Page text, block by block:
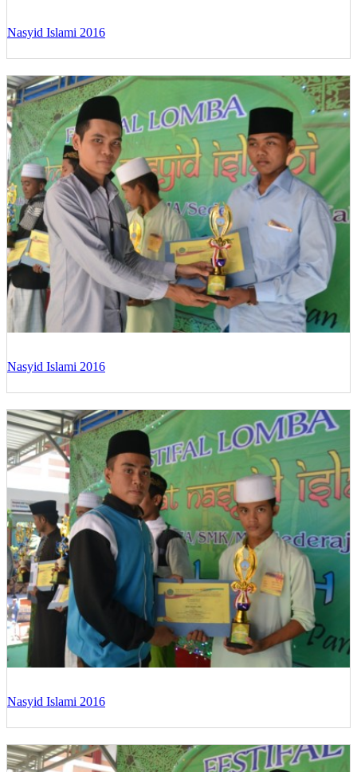
Nasyid Islami 2016
Nasyid Islami 2016
Nasyid Islami 2016